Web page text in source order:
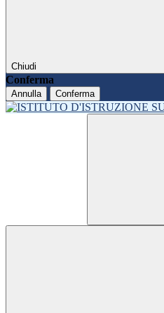
Chiudi
Conferma
Annulla Conferma